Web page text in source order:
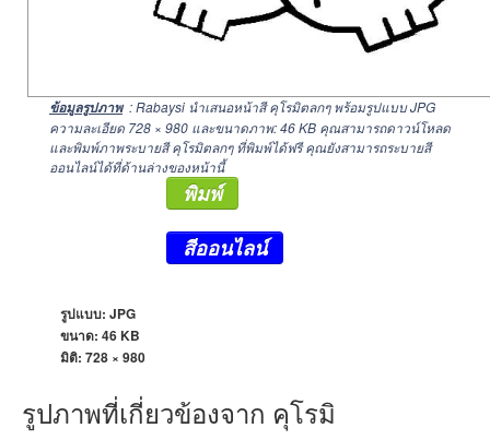
ข้อมูลรูปภาพ : Rabaysi นำเสนอหน้าสี คุโรมิตลกๆ พร้อมรูปแบบ JPG
ความละเอียด 728 × 980 และขนาดภาพ: 46 KB คุณสามารถดาวน์โหลด
และพิมพ์ภาพระบายสี คุโรมิตลกๆ ที่พิมพ์ได้ฟรี คุณยังสามารถระบายสี
ออนไลน์ได้ที่ด้านล่างของหน้านี้
พิมพ์
สีออนไลน์
รูปแบบ: JPG
ขนาด: 46 KB
มิติ: 728 × 980
รูปภาพที่เกี่ยวข้องจาก คุโรมิ